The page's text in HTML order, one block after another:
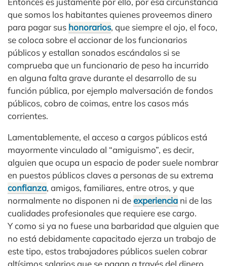
que somos los habitantes quienes proveemos dinero
para pagar sus honorarios, que siempre el ojo, el foco,
se coloca sobre el accionar de los funcionarios
públicos y estallan sonados escándalos si se
comprueba que un funcionario de peso ha incurrido
en alguna falta grave durante el desarrollo de su
función pública, por ejemplo malversación de fondos
públicos, cobro de coimas, entre los casos más
corrientes.
Lamentablemente, el acceso a cargos públicos está
mayormente vinculado al “amiguismo”, es decir,
alguien que ocupa un espacio de poder suele nombrar
en puestos públicos claves a personas de su extrema
confianza, amigos, familiares, entre otros, y que
normalmente no disponen ni deexperiencia ni de las
cualidades profesionales que requiere ese cargo.
Y como si ya no fuese una barbaridad que alguien que
no está debidamente capacitado ejerza un trabajo de
este tipo, estos trabajadores públicos suelen cobrar
altísimos salarios que se pagan a través del dinero